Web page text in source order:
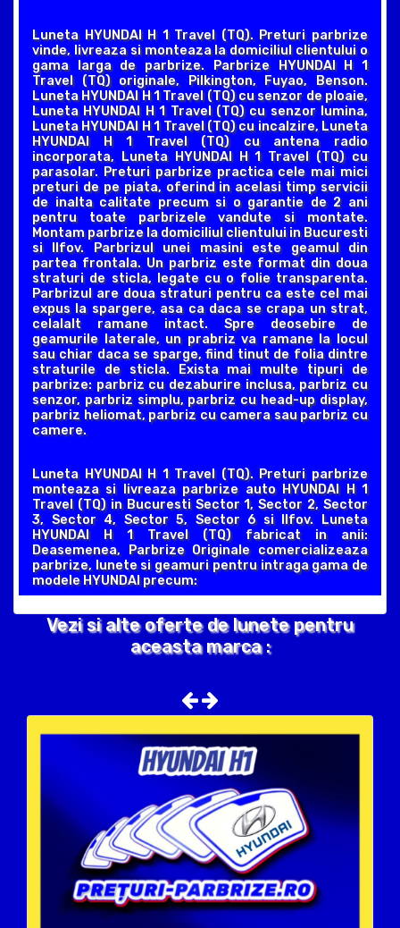
Luneta HYUNDAI H 1 Travel (TQ). Preturi parbrize
vinde, livreaza si monteaza la domiciliul clientului o
gama larga de parbrize. Parbrize HYUNDAI H 1
Travel (TQ) originale, Pilkington, Fuyao, Benson.
Luneta HYUNDAI H 1 Travel (TQ) cu senzor de ploaie,
Luneta HYUNDAI H 1 Travel (TQ) cu senzor lumina,
Luneta HYUNDAI H 1 Travel (TQ) cu incalzire, Luneta
HYUNDAI H 1 Travel (TQ) cu antena radio
incorporata, Luneta HYUNDAI H 1 Travel (TQ) cu
parasolar. Preturi parbrize practica cele mai mici
preturi de pe piata, oferind in acelasi timp servicii
de inalta calitate precum si o garantie de 2 ani
pentru toate parbrizele vandute si montate.
Montam parbrize la domiciliul clientului in Bucuresti
si Ilfov. Parbrizul unei masini este geamul din
partea frontala. Un parbriz este format din doua
straturi de sticla, legate cu o folie transparenta.
Parbrizul are doua straturi pentru ca este cel mai
expus la spargere, asa ca daca se crapa un strat,
celalalt ramane intact. Spre deosebire de
geamurile laterale, un prabriz va ramane la locul
sau chiar daca se sparge, fiind tinut de folia dintre
straturile de sticla. Exista mai multe tipuri de
parbrize: parbriz cu dezaburire inclusa, parbriz cu
senzor, parbriz simplu, parbriz cu head-up display,
parbriz heliomat, parbriz cu camera sau parbriz cu
camere.
Luneta HYUNDAI H 1 Travel (TQ). Preturi parbrize
monteaza si livreaza parbrize auto HYUNDAI H 1
Travel (TQ) in Bucuresti Sector 1, Sector 2, Sector
3, Sector 4, Sector 5, Sector 6 si Ilfov. Luneta
HYUNDAI H 1 Travel (TQ) fabricat in anii:
Deasemenea, Parbrize Originale comercializeaza
parbrize, lunete si geamuri pentru intraga gama de
modele HYUNDAI precum:
Vezi si alte oferte de lunete pentru
aceasta marca :